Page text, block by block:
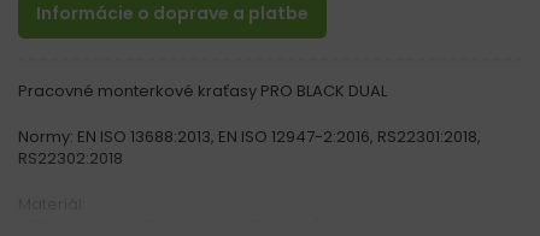
Informácie o doprave a platbe
Pracovné monterkové kraťasy PRO BLACK DUAL
Normy: EN ISO 13688:2013, EN ISO 12947-2:2016, RS22301:2018,
RS22302:2018